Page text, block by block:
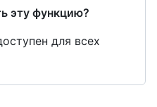
эту функцию?
для всех